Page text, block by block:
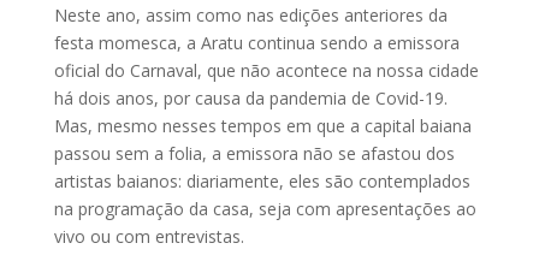
Neste ano, assim como nas edições anteriores da
festa momesca, a Aratu continua sendo a emissora
oficial do Carnaval, que não acontece na nossa cidade
há dois anos, por causa da pandemia de Covid-19.
Mas, mesmo nesses tempos em que a capital baiana
passou sem a folia, a emissora não se afastou dos
artistas baianos: diariamente, eles são contemplados
na programação da casa, seja com apresentações ao
vivo ou com entrevistas.